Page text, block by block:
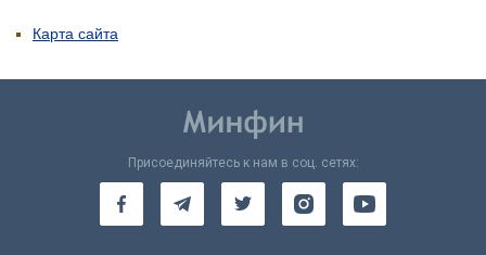
Карта сайта
Присоединяйтесь к нам в соц. сетях: